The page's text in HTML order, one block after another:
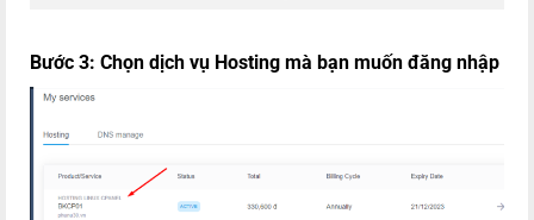
Bước 3: Chọn dịch vụ Hosting mà bạn muốn đăng nhập